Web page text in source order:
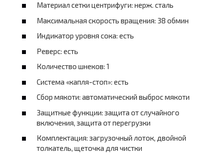
Материал сетки центрифуги: нерж. сталь
Максимальная скорость вращения: 38 обмин
Индикатор уровня сока: есть
Реверс: есть
Количество шнеков: 1
Система «капля-стоп»: есть
Сбор мякоти: автоматический выброс мякоти
Защитные функции: защита от случайного
включения, защита от перегрузки
Комплектация: загрузочный лоток, двойной
толкатель, щеточка для чистки